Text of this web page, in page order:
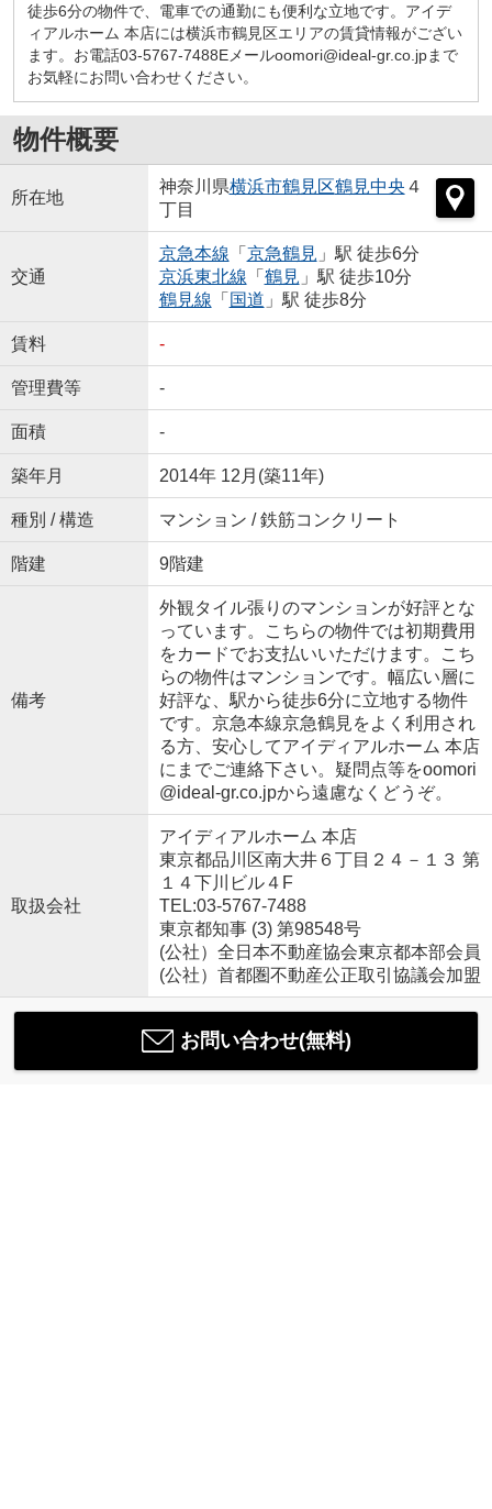
徒歩6分の物件で、電車での通勤にも便利な立地です。アイデ
ィアルホーム 本店には横浜市鶴見区エリアの賃貸情報がござい
ます。お電話03-5767-7488Eメールoomori@ideal-gr.co.jpまで
お気軽にお問い合わせください。
物件概要
所在地
神奈川県横浜市鶴見区鶴見中央 ４
丁目
交通
京急本線 「 京急鶴見 」駅 徒歩6分
京浜東北線 「 鶴見 」駅 徒歩10分
鶴見線 「 国道 」駅 徒歩8分
賃料 -
管理費等 -
面積 -
築年月 2014年 12月(築11年)
種別 / 構造 マンション / 鉄筋コンクリート
階建 9階建
備考
外観タイル張りのマンションが好評とな
っています。こちらの物件では初期費用
をカードでお支払いいただけます。こち
らの物件はマンションです。幅広い層に
好評な、駅から徒歩6分に立地する物件
です。京急本線京急鶴見をよく利用され
る方、安心してアイディアルホーム 本店
にまでご連絡下さい。疑問点等をoomori
@ideal-gr.co.jpから遠慮なくどうぞ。
取扱会社
アイディアルホーム 本店
東京都品川区南大井６丁目２４－１３ 第
１４下川ビル４F
TEL:03-5767-7488
東京都知事 (3) 第98548号
(公社）全日本不動産協会東京都本部会員
(公社）首都圏不動産公正取引協議会加盟
お問い合わせ(無料)